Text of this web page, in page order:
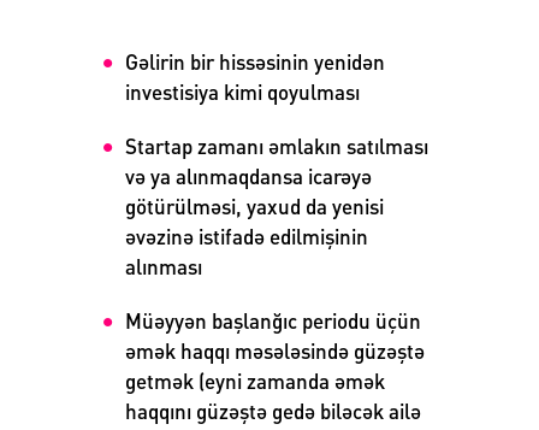
Gəlirin bir hissəsinin yenidən
investisiya kimi qoyulması
Startap zamanı əmlakın satılması
və ya alınmaqdansa icarəyə
götürülməsi, yaxud da yenisi
əvəzinə istifadə edilmişinin
alınması
Müəyyən başlanğıc periodu üçün
əmək haqqı məsələsində güzəştə
getmək (eyni zamanda əmək
haqqını güzəştə gedə biləcək ailə